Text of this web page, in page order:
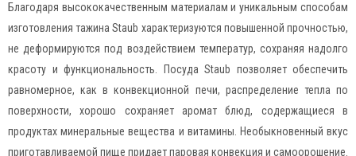
Благодаря высококачественным материалам и уникальным способам
изготовления тажина Staub характеризуются повышенной прочностью,
не деформируются под воздействием температур, сохраняя надолго
красоту и функциональность. Посуда Staub позволяет обеспечить
равномерное, как в конвекционной печи, распределение тепла по
поверхности, хорошо сохраняет аромат блюд, содержащиеся в
продуктах минеральные вещества и витамины. Необыкновенный вкус
приготавливаемой пище придает паровая конвекция и самоорошение.